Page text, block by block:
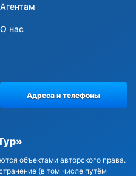
Агентам
О нас
объектами авторского права.
(в том числе путём
Адреса и телефоны